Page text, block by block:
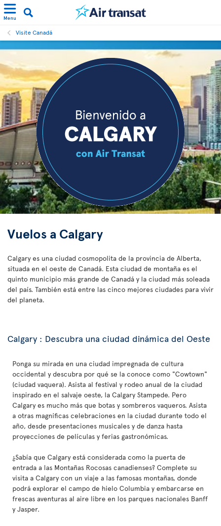
Menu
Visite Canadá
Vuelos a Calgary
Calgary es una ciudad cosmopolita de la provincia de Alberta,
situada en el oeste de Canadá. Esta ciudad de montaña es el
quinto municipio más grande de Canadá y la ciudad más soleada
del país. También está entre las cinco mejores ciudades para vivir
del planeta.
Calgary : Descubra una ciudad dinámica del Oeste
Ponga su mirada en una ciudad impregnada de cultura
occidental y descubra por qué se la conoce como "Cowtown"
(ciudad vaquera). Asista al festival y rodeo anual de la ciudad
inspirado en el salvaje oeste, la Calgary Stampede. Pero
Calgary es mucho más que botas y sombreros vaqueros. Asista
a otras magníficas celebraciones en la ciudad durante todo el
año, desde presentaciones musicales y de danza hasta
proyecciones de películas y ferias gastronómicas.
¿Sabía que Calgary está considerada como la puerta de
entrada a las Montañas Rocosas canadienses? Complete su
visita a Calgary con un viaje a las famosas montañas, donde
podrá explorar el campo de hielo Columbia y embarcarse en
frescas aventuras al aire libre en los parques nacionales Banff
y Jasper.